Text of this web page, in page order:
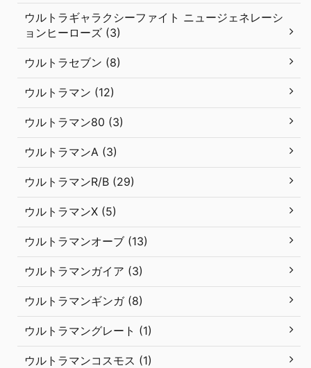
ウルトラギャラクシーファイト ニュージェネレーシ
ョンヒーローズ (3)
ウルトラセブン (8)
ウルトラマン (12)
ウルトラマン80 (3)
ウルトラマンA (3)
ウルトラマンR/B (29)
ウルトラマンX (5)
ウルトラマンオーブ (13)
ウルトラマンガイア (3)
ウルトラマンギンガ (8)
ウルトラマングレート (1)
ウルトラマンコスモス (1)